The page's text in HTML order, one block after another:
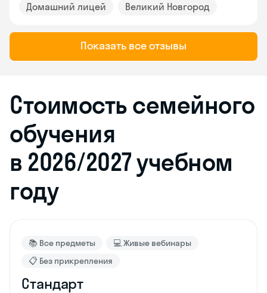
Домашний лицей Великий Новгород
Показать все отзывы
Стоимость семейного
обучения
в 2026/2027 учебном
году
📚 Все предметы
💻 Живые вебинары
📋 Без прикрепления
Стандарт